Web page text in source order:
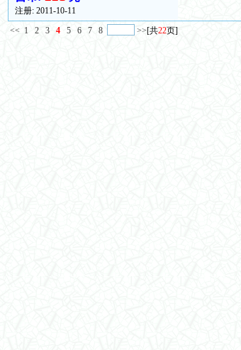
注册:2011-10-11
<< 1 2 3 4 5 6 7 8 >>[共22页]